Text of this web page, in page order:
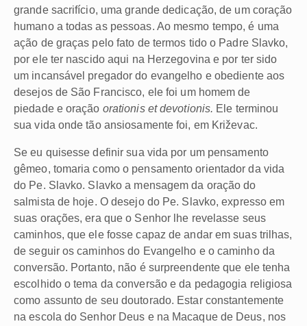
grande sacrifício, uma grande dedicação, de um coração
humano a todas as pessoas. Ao mesmo tempo, é uma
ação de graças pelo fato de termos tido o Padre Slavko,
por ele ter nascido aqui na Herzegovina e por ter sido
um incansável pregador do evangelho e obediente aos
desejos de São Francisco, ele foi um homem de
piedade e oração orationis et devotionis. Ele terminou
sua vida onde tão ansiosamente foi, em Križevac.
Se eu quisesse definir sua vida por um pensamento
gêmeo, tomaria como o pensamento orientador da vida
do Pe. Slavko. Slavko a mensagem da oração do
salmista de hoje. O desejo do Pe. Slavko, expresso em
suas orações, era que o Senhor lhe revelasse seus
caminhos, que ele fosse capaz de andar em suas trilhas,
de seguir os caminhos do Evangelho e o caminho da
conversão. Portanto, não é surpreendente que ele tenha
escolhido o tema da conversão e da pedagogia religiosa
como assunto de seu doutorado. Estar constantemente
na escola do Senhor Deus e na Macaque de Deus, nos